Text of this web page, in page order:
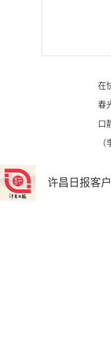
在
春
口
（
许昌日报客